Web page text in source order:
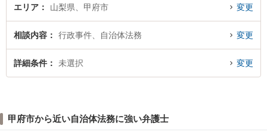
エリア 山梨県、甲府市 変更
相談内容 行政事件、自治体法務 変更
詳細条件 未選択 変更
甲府市から近い自治体法務に強い弁護士